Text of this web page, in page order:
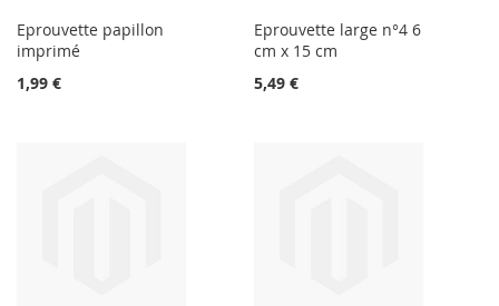
Eprouvette papillon
imprimé
1,99 €
Eprouvette large n°4 6
cm x 15 cm
5,49 €